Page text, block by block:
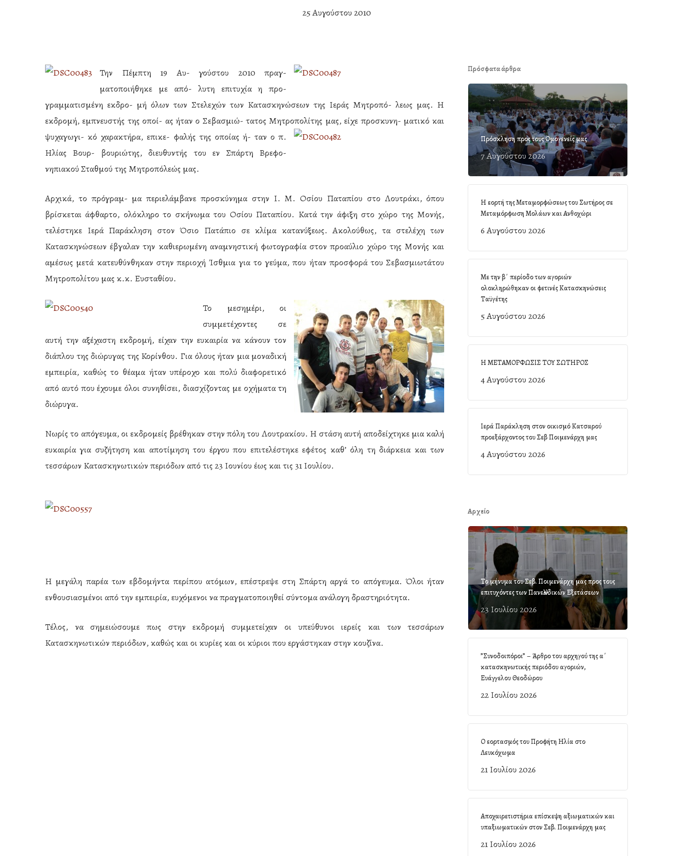
Hit enter to search or ESC to close
25 Αυγούστου 2010
Την Πέμπτη 19 Αυ- γούστου 2010 πραγ-
ματοποιήθηκε με από- λυτη επιτυχία η προ-
γραμματισμένη εκδρο- μή όλων των Στελεχών των Κατασκηνώσεων της Ιεράς Μητροπό- λεως μας. Η
εκδρομή, εμπνευστής της οποί- ας ήταν ο Σεβασμιώ- τατος Μητροπολίτης μας, είχε προσκυνη- ματικό και
ψυχαγωγι- κό χαρακτήρα, επικε- φαλής της οποίας ή- ταν ο π.
Ηλίας Βουρ- βουριώτης, διευθυντής του εν Σπάρτη Βρεφο-
νηπιακού Σταθμού της Μητροπόλεώς μας.
Αρχικά, το πρόγραμ- μα περιελάμβανε προσκύνημα στην Ι. Μ. Οσίου Παταπίου στο Λουτράκι, όπου
βρίσκεται άφθαρτο, ολόκληρο το σκήνωμα του Οσίου Παταπίου. Κατά την άφιξη στο χώρο της Μονής,
τελέστηκε Ιερά Παράκληση στον Όσιο Πατάπιο σε κλίμα κατανύξεως. Ακολούθως, τα στελέχη των
Κατασκηνώσεων έβγαλαν την καθιερωμένη αναμνηστική φωτογραφία στον προαύλιο χώρο της Μονής και
αμέσως μετά κατευθύνθηκαν στην περιοχή Ίσθμια για το γεύμα, που ήταν προσφορά του Σεβασμιωτάτου
Μητροπολίτου μας κ.κ. Ευσταθίου.
Το μεσημέρι, οι
συμμετέχοντες σε
αυτή την αξέχαστη εκδρομή, είχαν την ευκαιρία να κάνουν τον
διάπλου της διώρυγας της Κορίνθου. Για όλους ήταν μια μοναδική
εμπειρία, καθώς το θέαμα ήταν υπέροχο και πολύ διαφορετικό
από αυτό που έχουμε όλοι συνηθίσει, διασχίζοντας με οχήματα τη
διώρυγα.
Νωρίς το απόγευμα, οι εκδρομείς βρέθηκαν στην πόλη του Λουτρακίου. Η στάση αυτή αποδείχτηκε μια καλή
ευκαιρία για συζήτηση και αποτίμηση του έργου που επιτελέστηκε εφέτος καθ’ όλη τη διάρκεια και των
τεσσάρων Κατασκηνωτικών περιόδων από τις 23 Ιουνίου έως και τις 31 Ιουλίου.
Η μεγάλη παρέα των εβδομήντα περίπου ατόμων, επέστρεψε στη Σπάρτη αργά το απόγευμα. Όλοι ήταν
ενθουσιασμένοι από την εμπειρία, ευχόμενοι να πραγματοποιηθεί σύντομα ανάλογη δραστηριότητα.
Τέλος, να σημειώσουμε πως στην εκδρομή συμμετείχαν οι υπεύθυνοι ιερείς και των τεσσάρων
Κατασκηνωτικών περιόδων, καθώς και οι κυρίες και οι κύριοι που εργάστηκαν στην κουζίνα.
Πρόσφατα άρθρα
Πρόσκληση προς τους Ομογενείς μας
7 Αυγούστου 2026
Η εορτή της Μεταμορφώσεως του Σωτήρος σε
Μεταμόρφωση Μολάων και Ανθοχώρι
6 Αυγούστου 2026
Με την β΄ περίοδο των αγοριών
ολοκληρώθηκαν οι φετινές Κατασκηνώσεις
Ταϋγέτης
5 Αυγούστου 2026
Η ΜΕΤΑΜΟΡΦΩΣΙΣ ΤΟΥ ΣΩΤΗΡΟΣ
4 Αυγούστου 2026
Ιερά Παράκληση στον οικισμό Κατσαρού
προεξάρχοντος του Σεβ Ποιμενάρχη μας
4 Αυγούστου 2026
Αρχείο
Το μήνυμα του Σεβ. Ποιμενάρχη μας προς τους
επιτυχόντες των Πανελλαδικών Εξετάσεων
23 Ιουλίου 2026
”Συνοδοιπόροι” – Άρθρο του αρχηγού της α΄
κατασκηνωτικής περιόδου αγοριών,
Ευάγγελου Θεοδώρου
22 Ιουλίου 2026
Ο εορτασμός του Προφήτη Ηλία στο
Λευκόχωμα
21 Ιουλίου 2026
Αποχαιρετιστήρια επίσκεψη αξιωματικών και
υπαξιωματικών στον Σεβ. Ποιμενάρχη μας
21 Ιουλίου 2026